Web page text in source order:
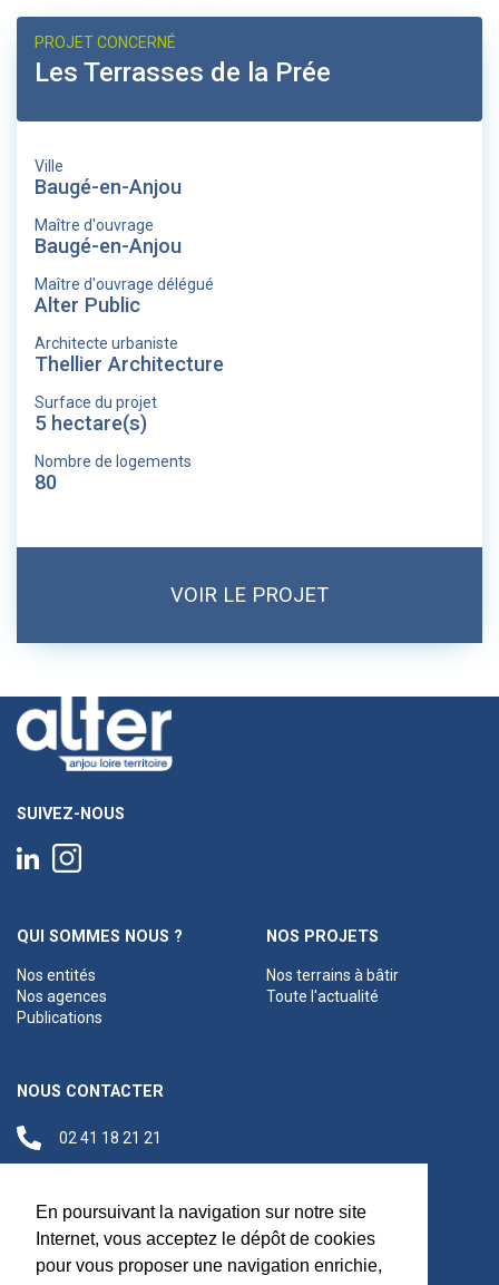
En poursuivant la navigation sur notre site
Internet, vous acceptez le dépôt de cookies
pour vous proposer une navigation enrichie,
PROJET CONCERNÉ
Les Terrasses de la Prée
Ville
Baugé-en-Anjou
Maître d'ouvrage
Baugé-en-Anjou
Maître d'ouvrage délégué
Alter Public
Architecte urbaniste
Thellier Architecture
Surface du projet
5 hectare(s)
Nombre de logements
80
VOIR LE PROJET
SUIVEZ-NOUS
QUI SOMMES NOUS ?
Nos entités
Nos agences
Publications
NOS PROJETS
Nos terrains à bâtir
Toute l'actualité
NOUS CONTACTER
02 41 18 21 21
Siège social
Maréchal Foch,
49100 Angers